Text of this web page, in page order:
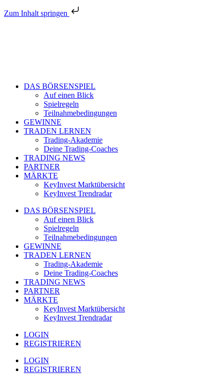
Zum Inhalt springen
DAS BÖRSENSPIEL
Auf einen Blick
Spielregeln
Teilnahmebedingungen
GEWINNE
TRADEN LERNEN
Trading-Akademie
Deine Trading-Coaches
TRADING NEWS
PARTNER
MÄRKTE
KeyInvest Marktübersicht
KeyInvest Trendradar
DAS BÖRSENSPIEL
Auf einen Blick
Spielregeln
Teilnahmebedingungen
GEWINNE
TRADEN LERNEN
Trading-Akademie
Deine Trading-Coaches
TRADING NEWS
PARTNER
MÄRKTE
KeyInvest Marktübersicht
KeyInvest Trendradar
LOGIN
REGISTRIEREN
LOGIN
REGISTRIEREN